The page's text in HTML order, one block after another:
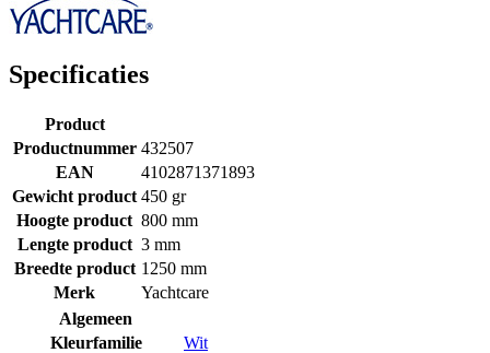
Specificaties
Product
Productnummer 432507
EAN
4102871371893
Gewicht product 450 gr
Hoogte product 800 mm
Lengte product 3 mm
Breedte product 1250 mm
Merk
Yachtcare
Algemeen
Kleurfamilie
Wit